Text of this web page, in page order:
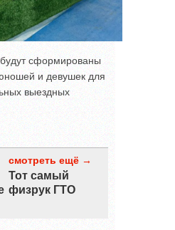
сформированы
и девушек для
выездных
смотреть ещё →
Тот самый
физрук ГТО